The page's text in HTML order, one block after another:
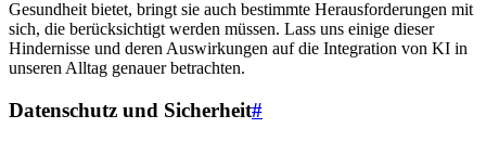
Gesundheit bietet, bringt sie auch bestimmte Herausforderungen mit
sich, die berücksichtigt werden müssen. Lass uns einige dieser
Hindernisse und deren Auswirkungen auf die Integration von KI in
unseren Alltag genauer betrachten.
Datenschutz und Sicherheit#